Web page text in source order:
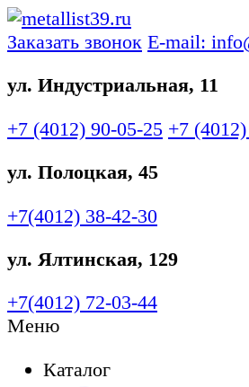
Заказать звонок E-mail:
ул. Индустриальная, 11
+7 (4012) 90-05-25 +7 (4012)
ул. Полоцкая, 45
+7(4012) 38-42-30
ул. Ялтинская, 129
+7(4012) 72-03-44
Меню
Каталог